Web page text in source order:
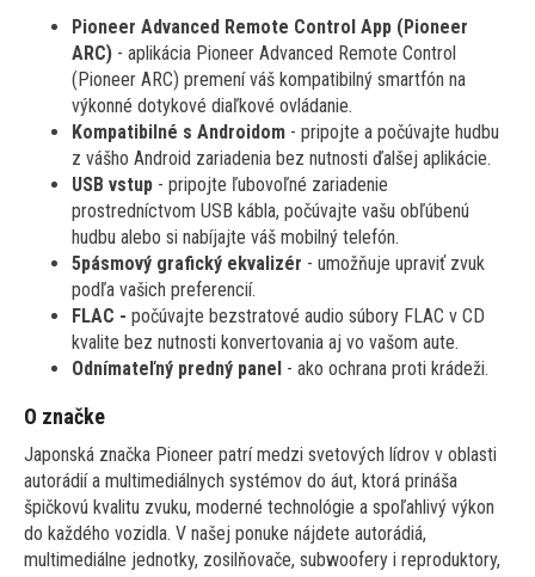
Pioneer Advanced Remote Control App (Pioneer
ARC) - aplikácia Pioneer Advanced Remote Control
(Pioneer ARC) premení váš kompatibilný smartfón na
výkonné dotykové diaľkové ovládanie.
Kompatibilné s Androidom - pripojte a počúvajte hudbu
z vášho Android zariadenia bez nutnosti ďalšej aplikácie.
USB vstup - pripojte ľubovoľné zariadenie
prostredníctvom USB kábla, počúvajte vašu obľúbenú
hudbu alebo si nabíjajte váš mobilný telefón.
5pásmový grafický ekvalizér - umožňuje upraviť zvuk
podľa vašich preferencií.
FLAC - počúvajte bezstratové audio súbory FLAC v CD
kvalite bez nutnosti konvertovania aj vo vašom aute.
Odnímateľný predný panel - ako ochrana proti krádeži.
O značke
Japonská značka Pioneer patrí medzi svetových lídrov v oblasti
autorádií a multimediálnych systémov do áut, ktorá prináša
špičkovú kvalitu zvuku, moderné technológie a spoľahlivý výkon
do každého vozidla. V našej ponuke nájdete autorádiá,
multimediálne jednotky, zosilňovače, subwoofery i reproduktory,